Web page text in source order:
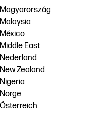
Magyarország
Malaysia
México
Middle East
Nederland
New Zealand
Nigeria
Norge
Österreich